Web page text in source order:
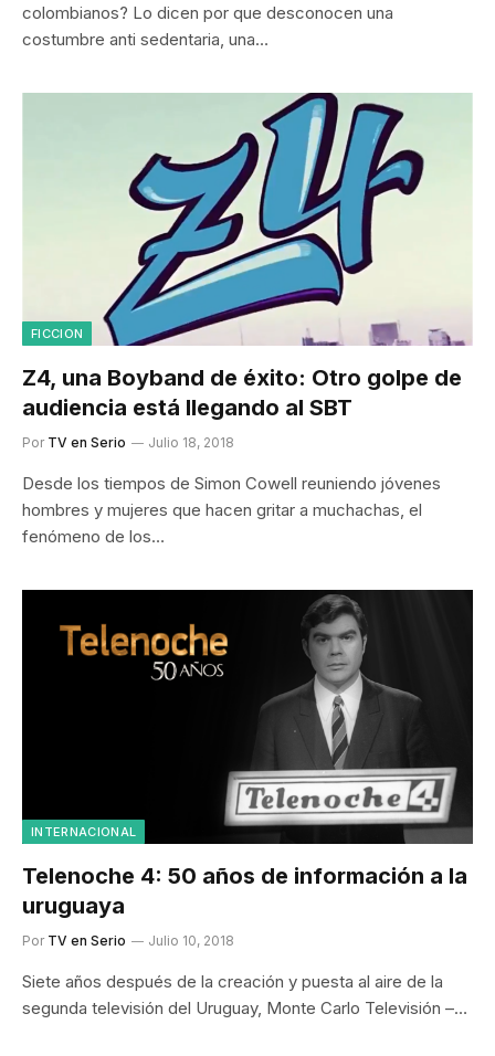
colombianos? Lo dicen por que desconocen una
costumbre anti sedentaria, una…
FICCION
Z4, una Boyband de éxito: Otro golpe de
audiencia está llegando al SBT
Por TV en Serio Julio 18, 2018
Desde los tiempos de Simon Cowell reuniendo jóvenes
hombres y mujeres que hacen gritar a muchachas, el
fenómeno de los…
INTERNACIONAL
Telenoche 4: 50 años de información a la
uruguaya
Por TV en Serio Julio 10, 2018
Siete años después de la creación y puesta al aire de la
segunda televisión del Uruguay, Monte Carlo Televisión –…